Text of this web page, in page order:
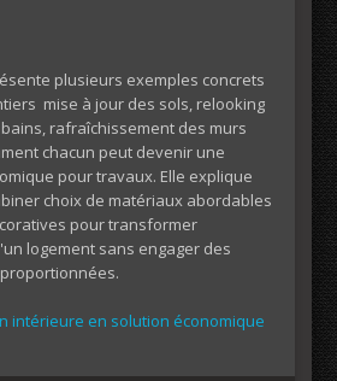
plusieurs exemples concrets
 mise à jour des sols, relooking
rafraîchissement des murs 
chacun peut devenir une
pour travaux. Elle explique
choix de matériaux abordables
pour transformer
logement sans engager des
intérieure en solution économique